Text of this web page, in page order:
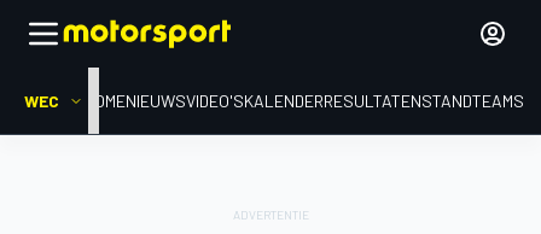
WEC HOMENIEUWSVIDEO'SKALENDERRESULTATENSTANDTEAMS